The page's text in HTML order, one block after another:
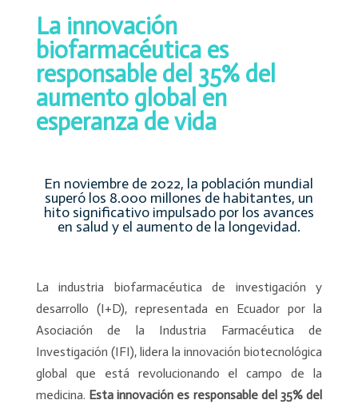
La innovación
biofarmacéutica es
responsable del 35% del
aumento global en
esperanza de vida
En noviembre de 2022, la población mundial
superó los 8.000 millones de habitantes, un
hito significativo impulsado por los avances
en salud y el aumento de la longevidad.
La industria biofarmacéutica de investigación y
desarrollo (I+D), representada en Ecuador por la
Asociación de la Industria Farmacéutica de
Investigación (IFI), lidera la innovación biotecnológica
global que está revolucionando el campo de la
medicina. Esta innovación es responsable del 35% del